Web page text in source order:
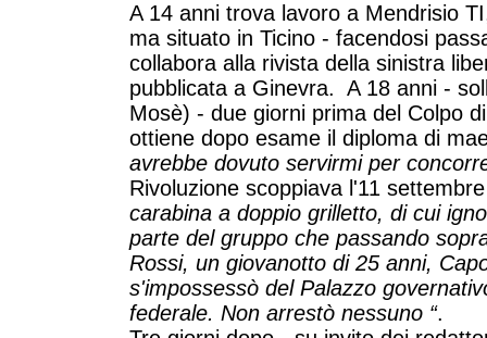
A 14 anni trova lavoro a Mendrisio
ma situato in Ticino - facendosi
collabora alla rivista della sinistra
pubblicata a Ginevra. A 18 anni -
Mosè) - due giorni prima del Colpo
ottiene dopo esame il diploma di
avrebbe dovuto servirmi per
Rivoluzione scoppiava l'11
carabina a doppio grilletto, di cui
parte del gruppo che passando
Rossi, un giovanotto di 25 anni,
s'impossessò del Palazzo
federale. Non arrestò nessuno “.